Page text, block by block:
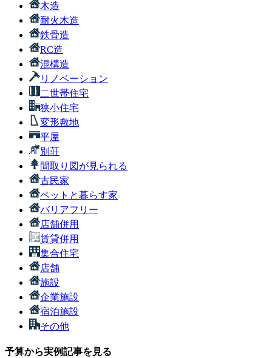
木造
耐火木造
鉄骨造
RC造
混構造
リノベーション
二世帯住宅
狭小住宅
変形敷地
平屋
別荘
間取り図が見られる
古民家
ペットと暮らす家
バリアフリー
店舗併用
賃貸併用
集合住宅
店舗
施設
企業施設
宿泊施設
その他
予算から実例記事を見る